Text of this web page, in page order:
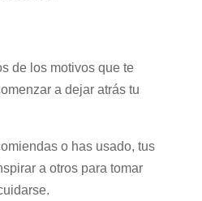
de los motivos que te
a dejar atrás tu
o has usado, tus
a otros para tomar